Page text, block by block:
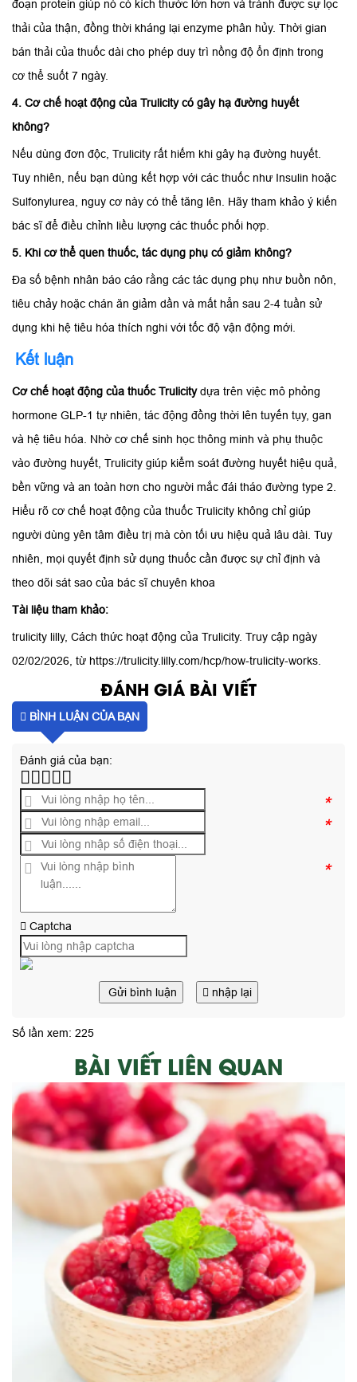
đoạn protein giúp nó có kích thước lớn hơn và tránh được sự lọc
thải của thận, đồng thời kháng lại enzyme phân hủy. Thời gian
bán thải của thuốc dài cho phép duy trì nồng độ ổn định trong
cơ thể suốt 7 ngày.
4. Cơ chế hoạt động của Trulicity có gây hạ đường huyết
không?
Nếu dùng đơn độc, Trulicity rất hiếm khi gây hạ đường huyết.
Tuy nhiên, nếu bạn dùng kết hợp với các thuốc như Insulin hoặc
Sulfonylurea, nguy cơ này có thể tăng lên. Hãy tham khảo ý kiến
bác sĩ để điều chỉnh liều lượng các thuốc phối hợp.
5. Khi cơ thể quen thuốc, tác dụng phụ có giảm không?
Đa số bệnh nhân báo cáo rằng các tác dụng phụ như buồn nôn,
tiêu chảy hoặc chán ăn giảm dần và mất hẳn sau 2-4 tuần sử
dụng khi hệ tiêu hóa thích nghi với tốc độ vận động mới.
Kết luận
Cơ chế hoạt động của thuốc Trulicitydựa trên việc mô phỏng
hormone GLP-1 tự nhiên, tác động đồng thời lên tuyến tụy, gan
và hệ tiêu hóa. Nhờ cơ chế sinh học thông minh và phụ thuộc
vào đường huyết, Trulicity giúp kiểm soát đường huyết hiệu quả,
bền vững và an toàn hơn cho người mắc đái tháo đường type 2.
Hiểu rõ cơ chế hoạt động của thuốc Trulicity không chỉ giúp
người dùng yên tâm điều trị mà còn tối ưu hiệu quả lâu dài. Tuy
nhiên, mọi quyết định sử dụng thuốc cần được sự chỉ định và
theo dõi sát sao của bác sĩ chuyên khoa
Tài liệu tham khảo:
trulicity lilly, Cách thức hoạt động của Trulicity. Truy cập ngày
02/02/2026, từ https://trulicity.lilly.com/hcp/how-trulicity-works.
ĐÁNH GIÁ BÀI VIẾT
BÌNH LUẬN CỦA BẠN
Đánh giá của bạn:
*
*
*
Captcha
Gửi bình luận nhập lại
Số lần xem: 225
BÀI VIẾT LIÊN QUAN